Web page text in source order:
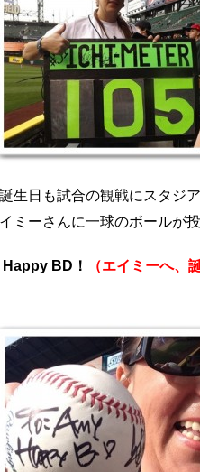
生日も試合の観戦にスタジ
ミーさんに一球のボールが投
Happy BD！ （エイミーへ、